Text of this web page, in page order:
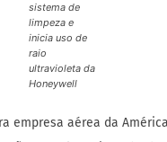
sistema de
limpeza e
inicia uso de
raio
ultravioleta da
Honeywell
empresa aérea da